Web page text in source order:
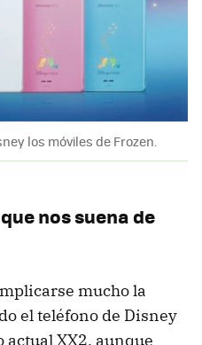
los móviles de Frozen.
nos suena de
mucho la
el teléfono de Disney
actual XX2, aunque